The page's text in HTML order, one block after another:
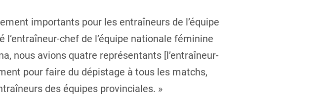
importants pour les entraîneurs de l’équipe
chef de l’équipe nationale féminine
nous avions quatre représentants [l’entraîneur-
pour faire du dépistage à tous les matchs,
des équipes provinciales. »